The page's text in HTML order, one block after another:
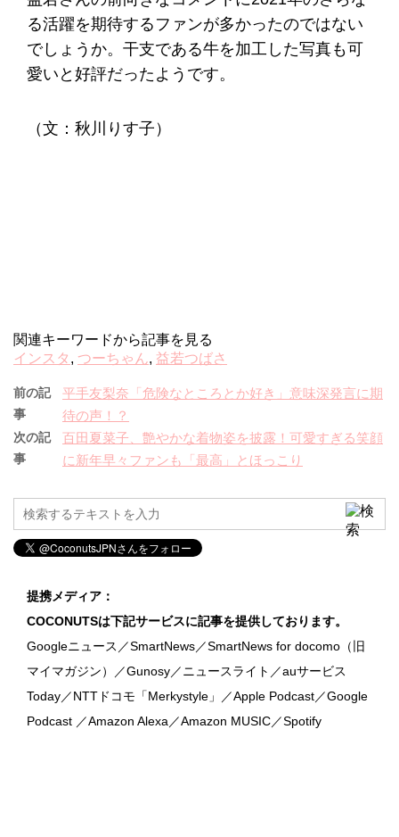
る活躍を期待するファンが多かったのではない
でしょうか。干支である牛を加工した写真も可
愛いと好評だったようです。
（文：秋川りす子）
関連キーワードから記事を見る
インスタ , つーちゃん, 益若つばさ
前の記
事
平手友梨奈「危険なところとか好き」意味深発言に期
待の声！？
次の記
事
百田夏菜子、艶やかな着物姿を披露！可愛すぎる笑顔
に新年早々ファンも「最高」とほっこり
提携メディア：
COCONUTSは下記サービスに記事を提供しております。
Googleニュース／SmartNews／SmartNews for docomo（旧
マイマガジン）／Gunosy／ニュースライト／auサービス
Today／NTTドコモ「Merkystyle」／Apple Podcast／Google
Podcast ／Amazon Alexa／Amazon MUSIC／Spotify